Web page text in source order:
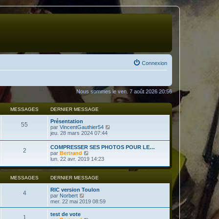
Connexion
Nous sommes le ven. 7 août 2026 20:56
MESSAGES DERNIER MESSAGE
55
Présentation
par VincentGauthier54
r
l
e
i
e
jeu. 28 mars 2024 07:44
2
COMPRESSER SES PHOTOS POUR LE…
par Bertrand
o
r
l
d
e
r
n
lun. 22 avr. 2019 14:23
MESSAGES DERNIER MESSAGE
4
RIC version Toulon
par Norbert
o
i
mer. 22 mai 2019 08:59
1
test de vote